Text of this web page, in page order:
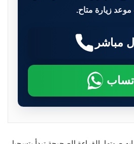
زيارة متاح.
مباشر